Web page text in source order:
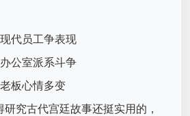
代员工争表现
公室派系斗争
板心情多变
究古代宫廷故事还挺实用的，